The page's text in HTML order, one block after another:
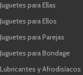
Juguetes para Ellas
Juguetes para Ellos
Juguetes para Parejas
Juguetes para Bondage
Lubricantes y Afrodisíacos